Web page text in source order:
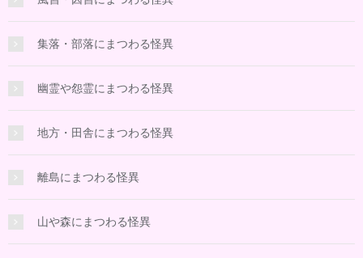
集落・部落にまつわる怪異
幽霊や怨霊にまつわる怪異
地方・田舎にまつわる怪異
離島にまつわる怪異
山や森にまつわる怪異